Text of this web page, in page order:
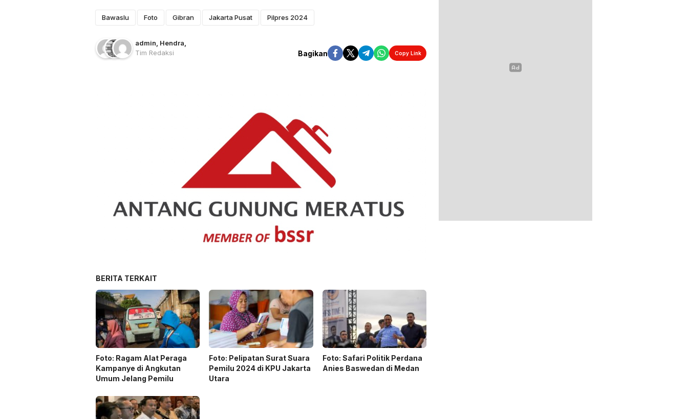
Bawaslu Foto Gibran Jakarta Pusat Pilpres 2024
admin, Hendra,
Tim Redaksi
Bagikan Copy Link
BERITA TERKAIT
Foto: Ragam Alat Peraga
Kampanye di Angkutan
Umum Jelang Pemilu
Foto: Pelipatan Surat Suara
Pemilu 2024 di KPU Jakarta
Utara
Foto: Safari Politik Perdana
Anies Baswedan di Medan